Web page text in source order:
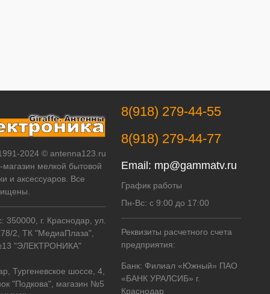
2024 © antenna123.ru
магазин мелкой бытовой
и аксессуаров. Все
350000, г. Краснодар, ул.
2, ТК "МедиаПлаза",
"ЭЛЕКТРОНИКА"
Тургеневское шоссе, 4,
"Подкова", магазин №5
8(918) 279-44-55
8(918) 279-44-77
Email: mp@gammatv.ru
График работы
Пн-Вс: с 9:00 до 17:00
Реквизиты расчетного счета
предприятия:
Банк: Филиал «Южный» ПАО
«БАНК УРАЛСИБ» г.
Краснодар